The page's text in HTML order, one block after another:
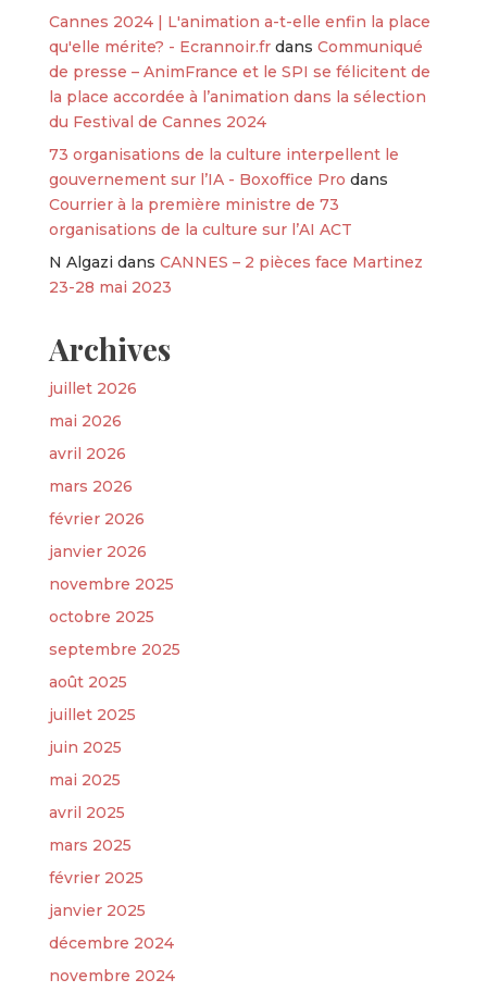
Cannes 2024 | L'animation a-t-elle enfin la place
qu'elle mérite? - Ecrannoir.frdans Communiqué
de presse – AnimFrance et le SPI se félicitent de
la place accordée à l’animation dans la sélection
du Festival de Cannes 2024
73 organisations de la culture interpellent le
gouvernement sur l’IA - Boxoffice Pro dans
Courrier à la première ministre de 73
organisations de la culture sur l’AI ACT
N Algazi dans CANNES – 2 pièces face Martinez
23-28 mai 2023
Archives
juillet 2026
mai 2026
avril 2026
mars 2026
février 2026
janvier 2026
novembre 2025
octobre 2025
septembre 2025
août 2025
juillet 2025
juin 2025
mai 2025
avril 2025
mars 2025
février 2025
janvier 2025
décembre 2024
novembre 2024